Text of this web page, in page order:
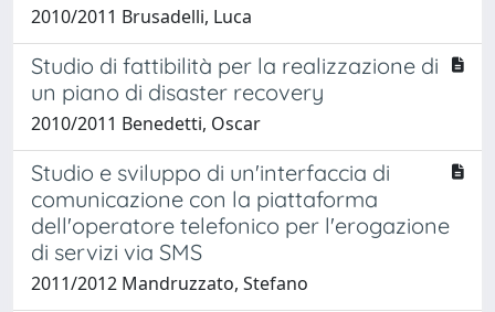
2010/2011 Brusadelli, Luca
Studio di fattibilità per la realizzazione di
un piano di disaster recovery
2010/2011 Benedetti, Oscar
Studio e sviluppo di un'interfaccia di
comunicazione con la piattaforma
dell'operatore telefonico per l'erogazione
di servizi via SMS
2011/2012 Mandruzzato, Stefano